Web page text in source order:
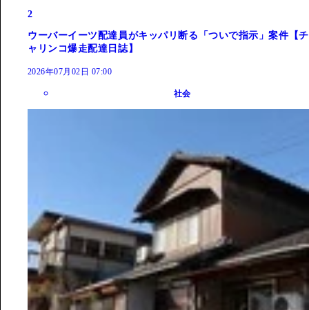
2
ウーバーイーツ配達員がキッパリ断る「ついで指示」案件【チ
ャリンコ爆走配達日誌】
2026年07月02日 07:00
社会